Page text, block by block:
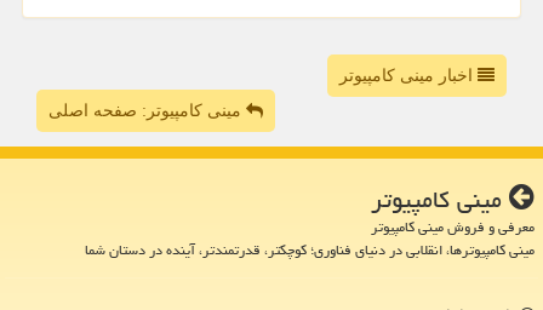
اخبار مینی کامپیوتر
مینی کامپیوتر: صفحه اصلی
مینی كامپیوتر
معرفی و فروش مینی کامپیوتر
مینی کامپیوترها، انقلابی در دنیای فناوری؛ کوچکتر، قدرتمندتر، آینده در دستان شما